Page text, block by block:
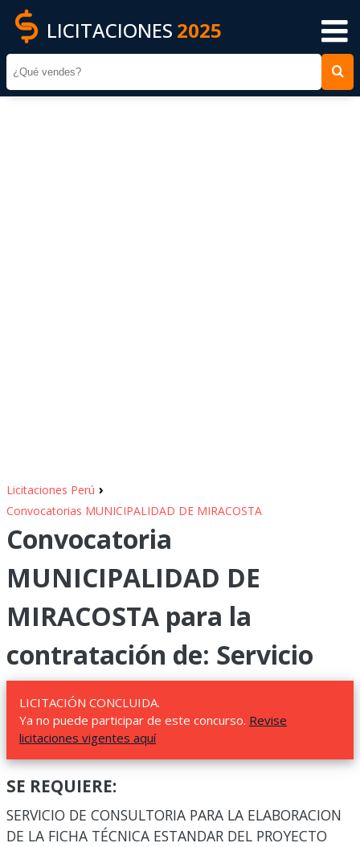
LICITACIONES 2025
Licitaciones Perú ›
Convocatorias MUNICIPALIDAD DE MIRACOSTA
Convocatoria
MUNICIPALIDAD DE
MIRACOSTA para la
contratación de: Servicio
LICITACIÓN CONCLUIDA.
Ya no puede participar de este concurso. Revise
licitaciones vigentes aquí
SE REQUIERE:
SERVICIO DE CONSULTORIA PARA LA ELABORACION
DE LA FICHA TÉCNICA ESTANDAR DEL PROYECTO